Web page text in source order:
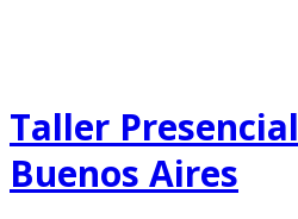
Taller
Buenos Aires